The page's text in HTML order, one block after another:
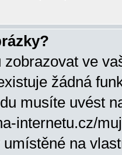
zobrazovat ve
žádná
musíte uvést
internetu.cz/
na